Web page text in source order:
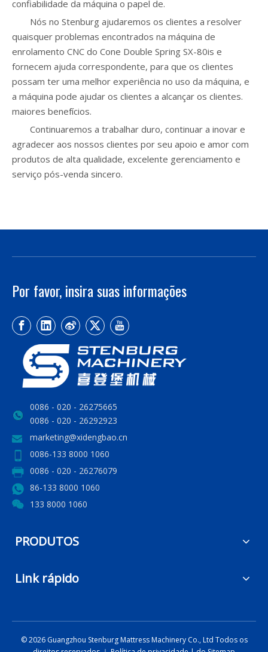
confiabilidade da máquina o papel de.
Nós no Stenburg ajudaremos os clientes a resolver
quaisquer problemas encontrados na máquina de
enrolamento CNC do Cone Double Spring SX-80is e
fornecem ajuda correspondente, para que os clientes
possam ter uma melhor experiência no uso da máquina, e
a máquina pode ajudar os clientes a alcançar os clientes.
maiores benefícios.
Continuaremos a trabalhar duro, continuar a inovar e
agradecer aos nossos clientes por seu apoio e amor com
produtos de alta qualidade, excelente gerenciamento e
serviço pós-venda sincero.
Por favor, insira suas informações
0086 - 020 - 26275665
0086 - 020 - 26292923
marketing@xidengbao.cn
0086-133 8000 1060
0086 - 020 - 26276079
86-133 8000 1060
133 8000 1060
PRODUTOS
Link rápido
©2026Guangzhou Stenburg Mattress Machinery Co., Ltd Todos os